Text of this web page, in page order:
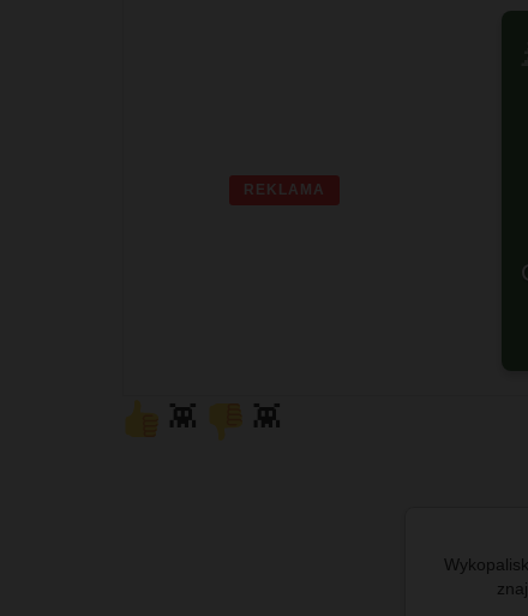
REKLAMA
👾 👾